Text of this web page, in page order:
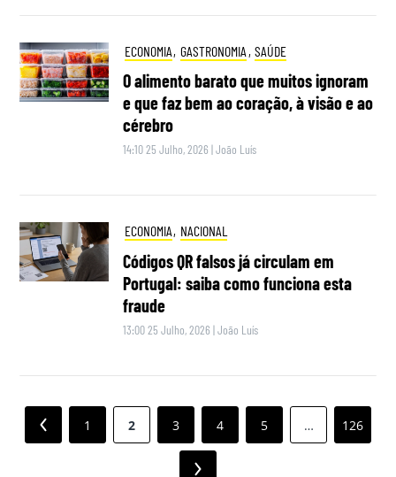
ECONOMIA, GASTRONOMIA , SAÚDE
O alimento barato que muitos ignoram
e que faz bem ao coração, à visão e ao
cérebro
14:10 25 Julho, 2026 |João Luís
ECONOMIA, NACIONAL
Códigos QR falsos já circulam em
Portugal: saiba como funciona esta
fraude
13:00 25 Julho, 2026 |João Luís
Paginação
Previous
1 2 3 4 5 … 126